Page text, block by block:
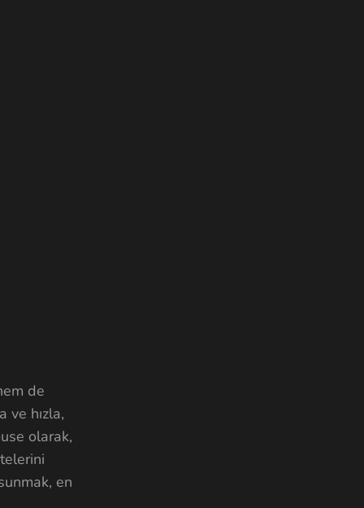
de
ve hızla,
olarak,
en